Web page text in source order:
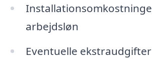
arbejdsløn
Eventuelle